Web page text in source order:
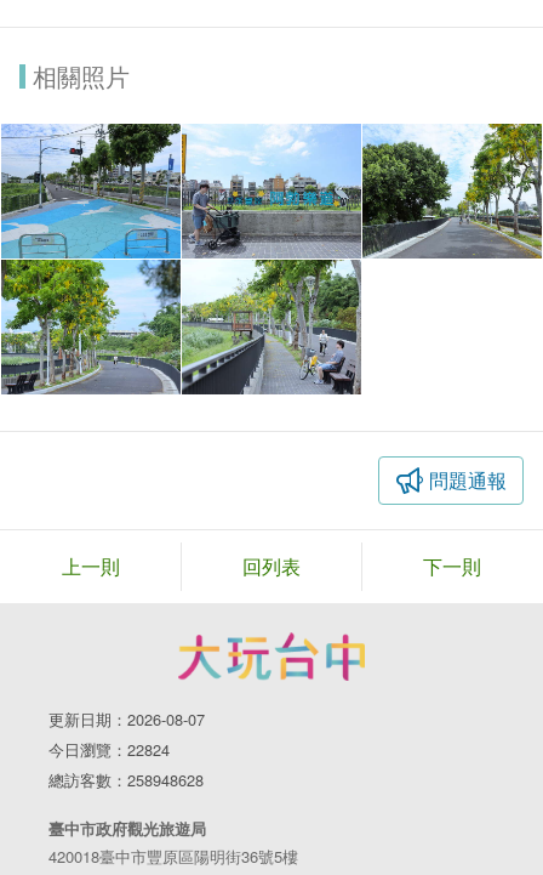
相關照片
問題通報
上一則 回列表 下一則
更新日期：2026-08-07
今日瀏覽：22824
總訪客數：258948628
臺中市政府觀光旅遊局
420018臺中市豐原區陽明街36號5樓